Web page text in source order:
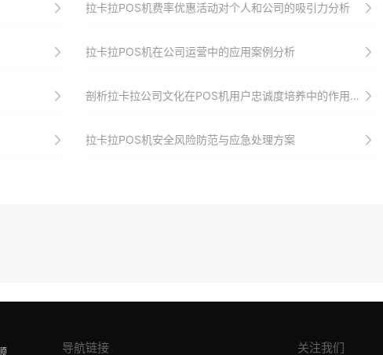
拉卡拉POS机费率优惠活动对个人和公司的吸引力分析
拉卡拉POS机在公司运营中的应用案例分析
剖析拉卡拉公司文化在POS机用户忠诚度培养中的作用机制
拉卡拉POS机安全风险防范与应急处理方案
导航链接 关注我们